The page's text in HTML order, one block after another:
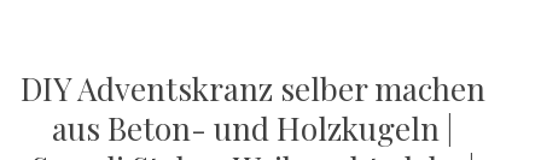
DIY Adventskranz selber machen
aus Beton- und Holzkugeln |